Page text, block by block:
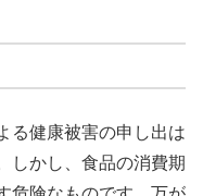
る健康被害の申し出は
しかし、食品の消費期